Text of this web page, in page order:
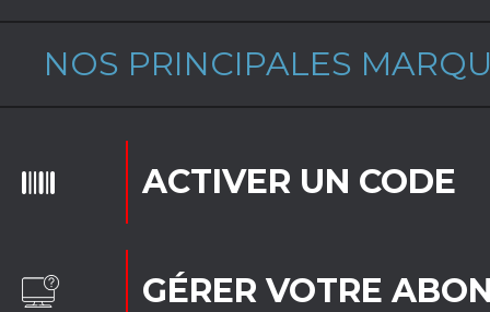
NOS PRINCIPALES
ACTIVER UN CODE
GÉRER VOTRE